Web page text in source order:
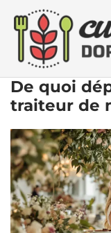
De quoi
traiteur de